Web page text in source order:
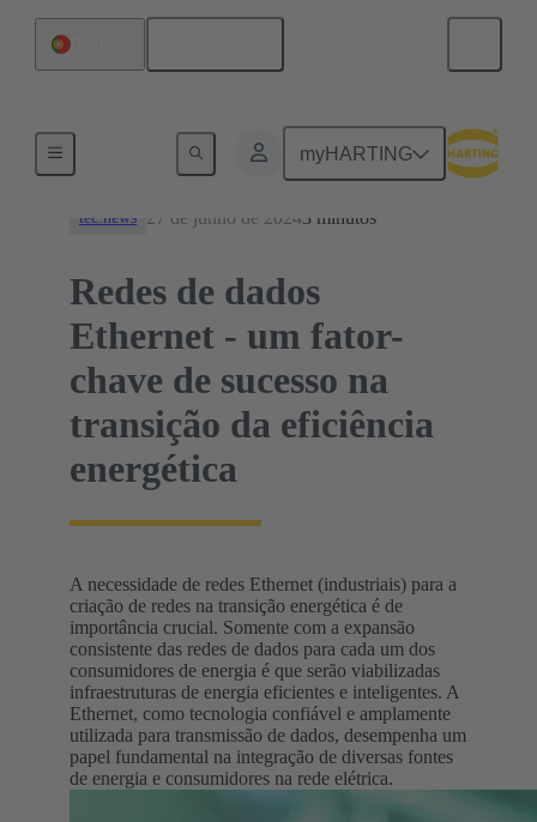
myHARTING
tec.news 27 de junho de 20243 minutos
Redes de dados
Ethernet - um fator-
chave de sucesso na
transição da eficiência
energética
A necessidade de redes Ethernet (industriais) para a
criação de redes na transição energética é de
importância crucial. Somente com a expansão
consistente das redes de dados para cada um dos
consumidores de energia é que serão viabilizadas
infraestruturas de energia eficientes e inteligentes. A
Ethernet, como tecnologia confiável e amplamente
utilizada para transmissão de dados, desempenha um
papel fundamental na integração de diversas fontes
de energia e consumidores na rede elétrica.